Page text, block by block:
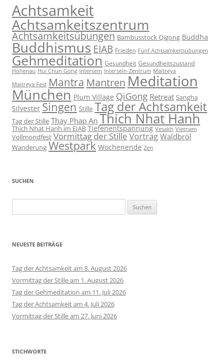
Achtsamkeit
Achtsamkeitszentrum
Achtsamkeitsübungen Bambusstock Qigong Buddha
Buddhismus EIAB Frieden Fünf Achtsamkeitsübungen
Gehmeditation Gesundheit Gesundheitszustand
Hohenau Hui Chun Gong Intersein Intersein-Zentrum Maitreya
Maitreya Fest Mantra Mantren Meditation
München Plum Village QiGong Retreat Sangha
Silvester Singen Stille Tag der Achtsamkeit
Tag der Stille Thay Phap An Thich Nhat Hanh
Thich Nhat Hanh im EIAB Tiefenentspannung Vesakh Vietnam
Vollmondfest Vormittag der StilleVortragWaldbröl
Wanderung Westpark Wochenende Zen
SUCHEN
nach:
NEUESTE BEITRÄGE
Tag der Achtsamkeit am 8. August 2026
Vormittag der Stille am 1. August 2026
Tag der Gehmeditation am 11. Juli 2026
Tag der Achtsamkeit am 4. Juli 2026
Vormittag der Stille am 27. Juni 2026
STICHWORTE